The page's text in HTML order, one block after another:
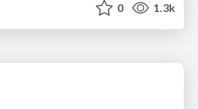
0 1.3k